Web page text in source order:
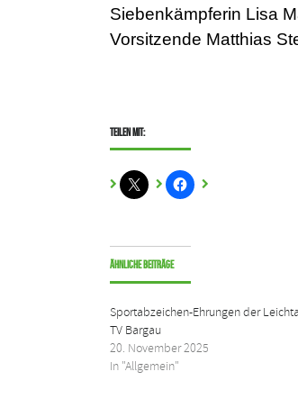
Siebenkämpferin Lisa
Vorsitzende Matthias
Teilen mit:
Ähnliche Beiträge
Sportabzeichen-Ehrungen der
TV Bargau
20. November 2025
In "Allgemein"